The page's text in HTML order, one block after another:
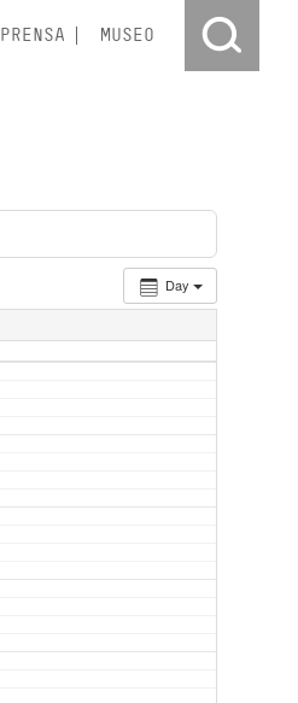
PRENSA MUSEO
Day